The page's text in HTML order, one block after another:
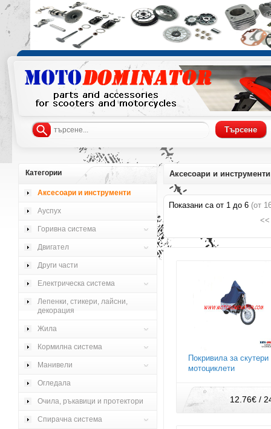
Аксесоари и инструменти
Показани са от 1 до 6 (от
Покривила за скутери
мотоциклети
12.76€ /
Категории
Аксесоари и инструменти
Ауспух
Горивна система
Двигател
Други части
Електрическа система
Лепенки, стикери, лайсни,
декорация
Жила
Кормилна система
Манивели
Огледала
Очила, ръкавици и протектори
Спирачна система